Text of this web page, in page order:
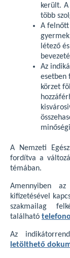
került.
több
A felnőtt
létező
Az
esetben
körzet
A Nemzeti
fordítva a
témában.
Amennyiben
kifizetésével
szakmailag
található
Az
letölthető